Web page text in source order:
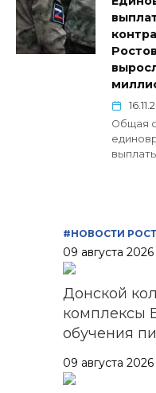
Общая
#НОВОСТИ
09 августа 2026
Донской
комплексы
обучения
09 августа 2026